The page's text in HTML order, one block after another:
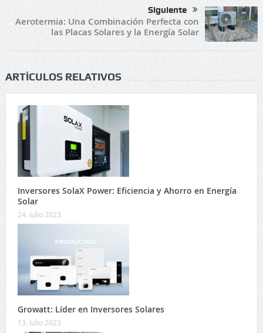
Siguiente
Aerotermia: Una Combinación Perfecta con
las Placas Solares y la Energía Solar
ARTÍCULOS RELATIVOS
Inversores SolaX Power: Eficiencia y Ahorro en Energía
Solar
24. julio 2023
Growatt: Líder en Inversores Solares
13. julio 2023